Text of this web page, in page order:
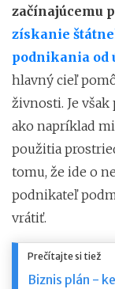
začínajúcemu
získanie
podnikania od
hlavný cieľ
živnosti. Je
ako napríklad
použitia
tomu, že ide o
podnikateľ
vrátiť.
Prečítajte si tiež
Biznis plán -